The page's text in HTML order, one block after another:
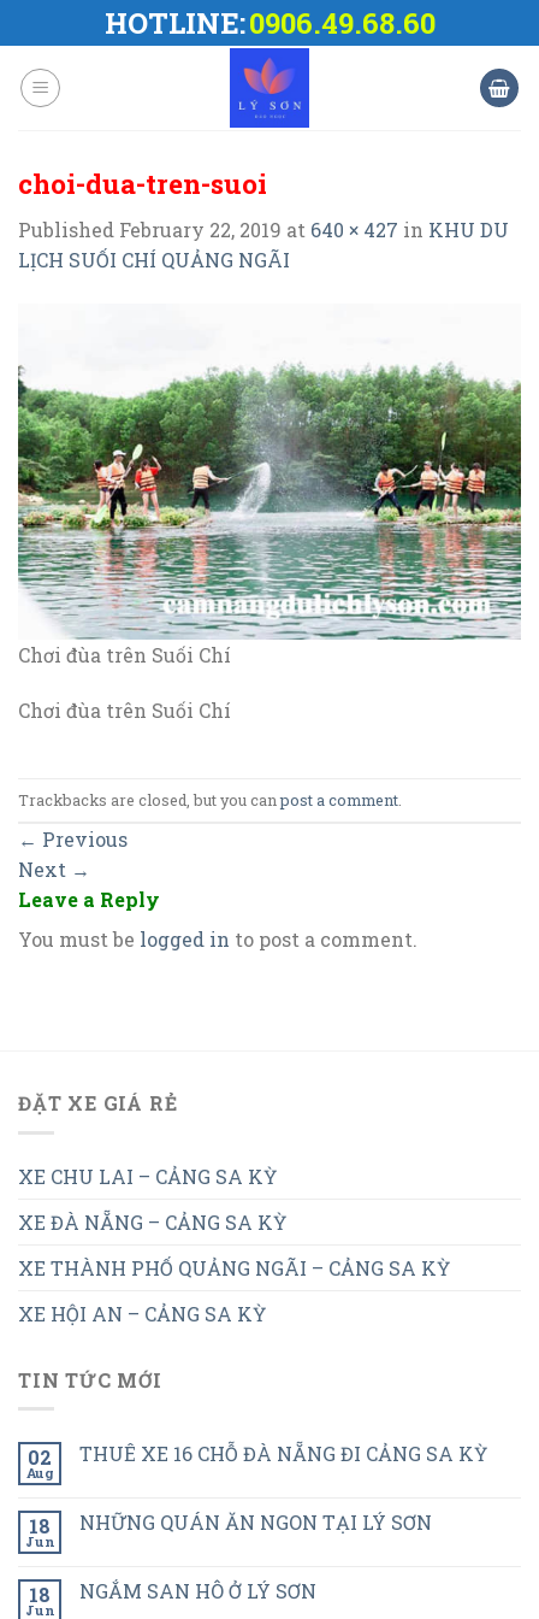
to
content
HOTLINE:0906.49.68.60
choi-dua-tren-suoi
Published February 22, 2019 at 640 × 427 in KHU DU
LỊCH SUỐI CHÍ QUẢNG NGÃI
Chơi đùa trên Suối Chí
Chơi đùa trên Suối Chí
Trackbacks are closed, but you canpost a comment
← Previous
Next →
Leave a Reply
You must be logged in to post a comment.
ĐẶT XE GIÁ RẺ
XE CHU LAI – CẢNG SA KỲ
XE ĐÀ NẴNG – CẢNG SA KỲ
XE THÀNH PHỐ QUẢNG NGÃI – CẢNG SA KỲ
XE HỘI AN – CẢNG SA KỲ
TIN TỨC MỚI
02
Aug
THUÊ XE 16 CHỖ ĐÀ NẴNG ĐI CẢNG SA KỲ
18
Jun
NHỮNG QUÁN ĂN NGON TẠI LÝ SƠN
18
Jun
NGẮM SAN HÔ Ở LÝ SƠN